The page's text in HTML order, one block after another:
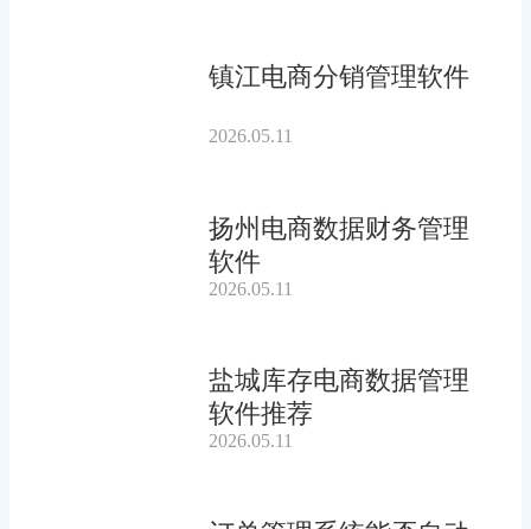
镇江电商分销管理软件
2026.05.11
扬州电商数据财务管理
软件
2026.05.11
盐城库存电商数据管理
软件推荐
2026.05.11